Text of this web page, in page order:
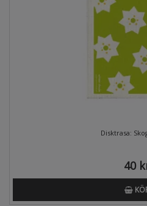
Disktrasa:
40